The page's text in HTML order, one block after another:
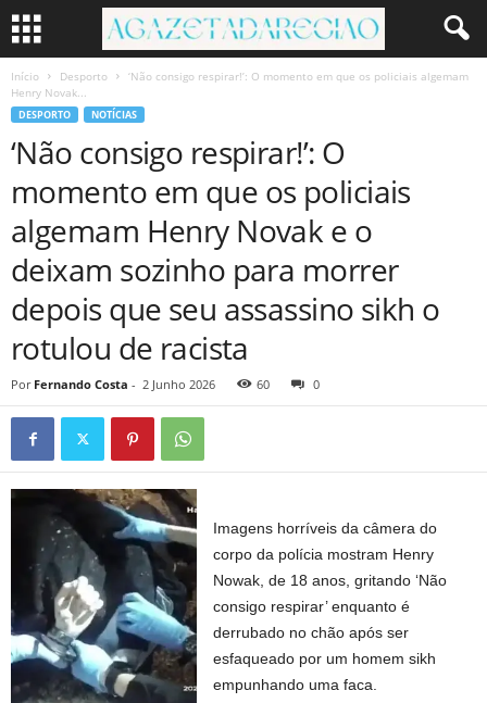
Início Desporto
‘Não consigo respirar!’: O momento em que os policiais algemam
Henry Novak...
DESPORTO NOTÍCIAS
‘Não consigo respirar!’: O
momento em que os policiais
algemam Henry Novak e o
deixam sozinho para morrer
depois que seu assassino sikh o
rotulou de racista
Por Fernando Costa - 2 Junho 2026 60 0
Imagens horríveis da câmera do
corpo da polícia mostram Henry
Nowak, de 18 anos, gritando ‘Não
consigo respirar’ enquanto é
derrubado no chão após ser
esfaqueado por um homem sikh
empunhando uma faca.